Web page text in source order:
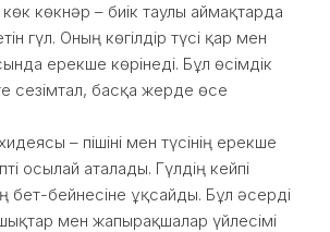
көкнәр – биік таулы аймақтарда
гүл. Оның көгілдір түсі қар мен
ерекше көрінеді. Бұл өсімдік
сезімтал, басқа жерде өсе
– пішіні мен түсінің ерекше
осылай аталады. Гүлдің кейпі
бет-бейнесіне ұқсайды. Бұл әсерді
мен жапырақшалар үйлесімі